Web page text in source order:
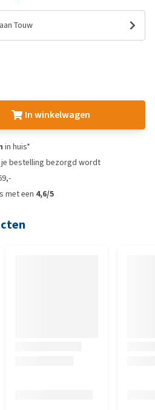
Touw
In winkelwagen
in huis*
je bestelling bezorgd wordt
met een 4,6/5